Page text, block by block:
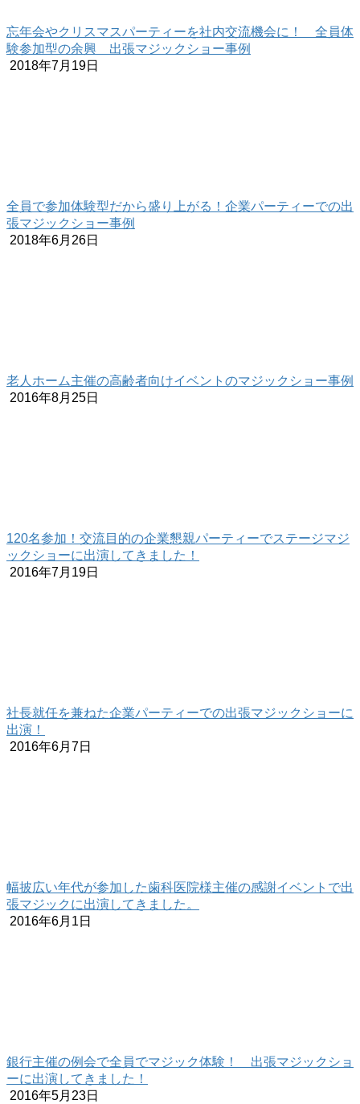
忘年会やクリスマスパーティーを社内交流機会に！ 全員体
験参加型の余興 出張マジックショー事例
2018年7月19日
全員で参加体験型だから盛り上がる！企業パーティーでの出
張マジックショー事例
2018年6月26日
老人ホーム主催の高齢者向けイベントのマジックショー事例
2016年8月25日
120名参加！交流目的の企業懇親パーティーでステージマジ
ックショーに出演してきました！
2016年7月19日
社長就任を兼ねた企業パーティーでの出張マジックショーに
出演！
2016年6月7日
幅披広い年代が参加した歯科医院様主催の感謝イベントで出
張マジックに出演してきました。
2016年6月1日
銀行主催の例会で全員でマジック体験！ 出張マジックショ
ーに出演してきました！
2016年5月23日